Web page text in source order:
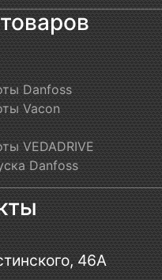
Danfoss
Vacon
VEDADRIVE
Danfoss
46А